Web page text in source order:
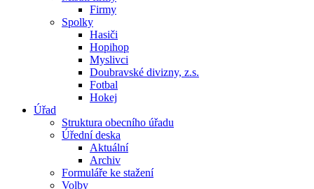
Firmy
Spolky
Hasiči
Hopihop
Myslivci
Doubravské divizny, z.s.
Fotbal
Hokej
Úřad
Struktura obecního úřadu
Úřední deska
Aktuální
Archiv
Formuláře ke stažení
Volby